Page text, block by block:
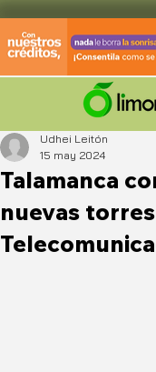
Talamanca
nuevas
Udhei Leitón
15 may 2024